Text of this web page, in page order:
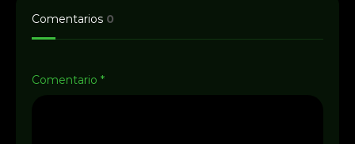
Comentarios 0
Comentario *